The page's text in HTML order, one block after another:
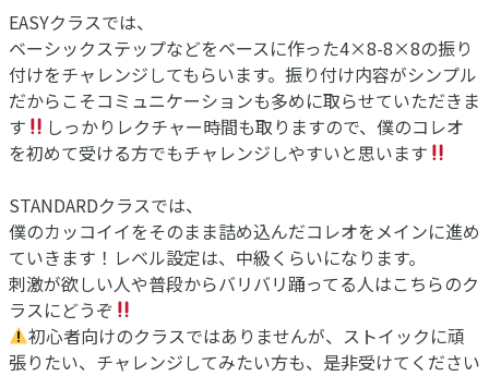
EASYクラスでは、
ベーシックステップなどをベースに作った4×8-8×8の振り
付けをチャレンジしてもらいます。振り付け内容がシンプル
だからこそコミュニケーションも多めに取らせていただきま
す
しっかりレクチャー時間も取りますので、僕のコレオ
を初めて受ける方でもチャレンジしやすいと思います
STANDARDクラスでは、
僕のカッコイイをそのまま詰め込んだコレオをメインに進め
ていきます！レベル設定は、中級くらいになります。
刺激が欲しい人や普段からバリバリ踊ってる人はこちらのク
ラスにどうぞ
初心者向けのクラスではありませんが、ストイックに頑
張りたい、チャレンジしてみたい方も、是非受けてください